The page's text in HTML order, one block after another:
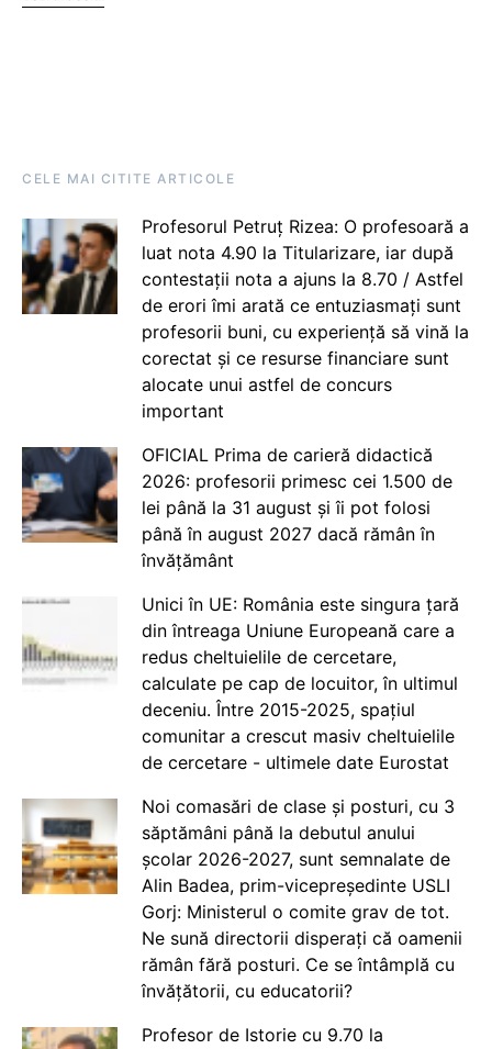
CELE MAI CITITE ARTICOLE
Profesorul Petruț Rizea: O profesoară a
luat nota 4.90 la Titularizare, iar după
contestații nota a ajuns la 8.70 / Astfel
de erori îmi arată ce entuziasmați sunt
profesorii buni, cu experiență să vină la
corectat și ce resurse financiare sunt
alocate unui astfel de concurs
important
OFICIAL Prima de carieră didactică
2026: profesorii primesc cei 1.500 de
lei până la 31 august și îi pot folosi
până în august 2027 dacă rămân în
învățământ
Unici în UE: România este singura țară
din întreaga Uniune Europeană care a
redus cheltuielile de cercetare,
calculate pe cap de locuitor, în ultimul
deceniu. Între 2015-2025, spațiul
comunitar a crescut masiv cheltuielile
de cercetare - ultimele date Eurostat
Noi comasări de clase și posturi, cu 3
săptămâni până la debutul anului
școlar 2026-2027, sunt semnalate de
Alin Badea, prim-vicepreședinte USLI
Gorj: Ministerul o comite grav de tot.
Ne sună directorii disperați că oamenii
rămân fără posturi. Ce se întâmplă cu
învățătorii, cu educatorii?
Profesor de Istorie cu 9.70 la